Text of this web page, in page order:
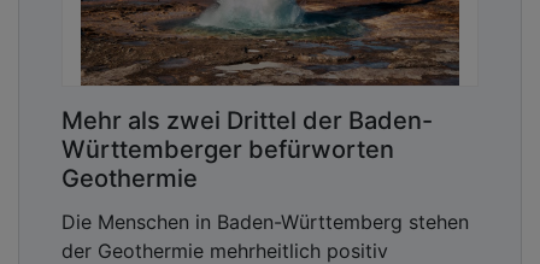
Mehr als zwei Drittel der Baden-
Württemberger befürworten
Geothermie
Die Menschen in Baden-Württemberg stehen
der Geothermie mehrheitlich positiv